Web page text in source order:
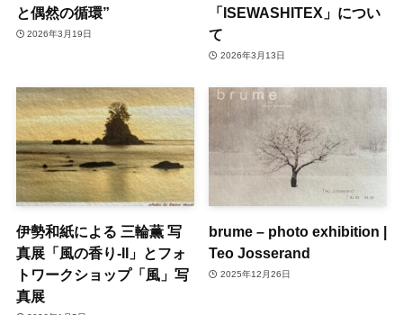
と偶然の循環”
2026年3月19日
「ISEWASHITEX」につい
て
2026年3月13日
伊勢和紙による 三輪薫 写
真展「風の香り-II」とフォ
トワークショップ「風」写
真展
brume – photo exhibition |
Teo Josserand
2025年12月26日